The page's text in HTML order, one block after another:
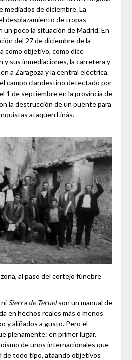
mediados de diciembre. La
desplazamiento de tropas
un poco la situación de Madrid. En
del 27 de diciembre de la
como objetivo, como dice
y sus inmediaciones, la carretera y
a Zaragoza y la central eléctrica.
campo clandestino detectado por
1 de septiembre en la provincia de
la destrucción de un puente para
ataquen Linás.
al paso del cortejo fúnebre
Sierra de Teruelson un manual de
en hechos reales más o menos
y aliñados a gusto. Pero el
plenamente: en primer lugar,
de unos internacionales que
de todo tipo, ataando objetivos